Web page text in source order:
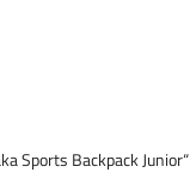
Sports Backpack Junior“